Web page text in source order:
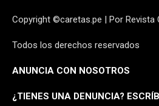
Copyright ©caretas.pe | Por Revista
Todos los derechos reservados
ANUNCIA CON NOSOTROS
¿TIENES UNA DENUNCIA?